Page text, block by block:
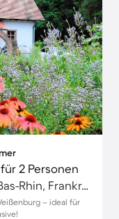
2 Personen
Weißenburg, Département Bas-Rhin, Frankreich
– ideal für